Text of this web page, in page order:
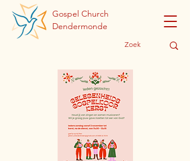
Gospel Church
Dendermonde